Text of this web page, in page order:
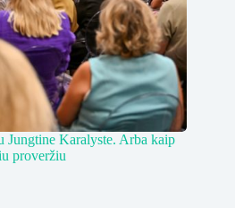
Jungtine Karalyste. Arba kaip
proveržiu